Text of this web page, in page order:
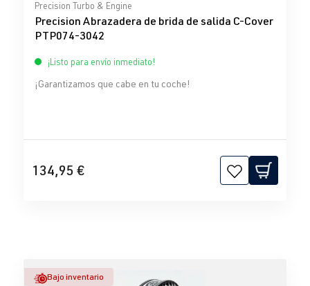
Calificación promedio de 0 de 5 estrellas
Precision Turbo & Engine
Precision Abrazadera de brida de salida C-Cover
PTP074-3042
¡Listo para envío inmediato!
¡Garantizamos que cabe en tu coche!
134,95 €
Bajo inventario